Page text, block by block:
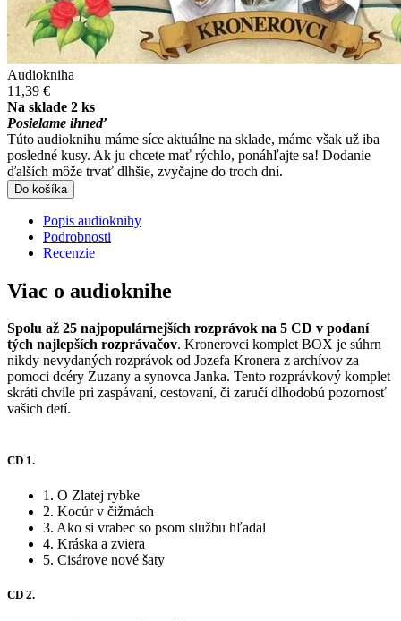
Audiokniha
11,39 €
Na sklade 2 ks
Posielame ihneď
Túto audioknihu máme síce aktuálne na sklade, máme však už iba
posledné kusy. Ak ju chcete mať rýchlo, ponáhľajte sa! Dodanie
ďalších môže trvať dlhšie, zvyčajne do troch dní.
Do košíka
Popis audioknihy
Podrobnosti
Recenzie
Viac o audioknihe
Spolu až 25 najpopulárnejších rozprávok na 5 CD v podaní
tých najlepších rozprávačov. Kronerovci komplet BOX je súhrn
nikdy nevydaných rozprávok od Jozefa Kronera z archívov za
pomoci dcéry Zuzany a synovca Janka. Tento rozprávkový komplet
skráti chvíle pri zaspávaní, cestovaní, či zaručí dlhodobú pozornosť
vašich detí.
CD 1.
1. O Zlatej rybke
2. Kocúr v čižmách
3. Ako si vrabec so psom službu hľadal
4. Kráska a zviera
5. Cisárove nové šaty
CD 2.